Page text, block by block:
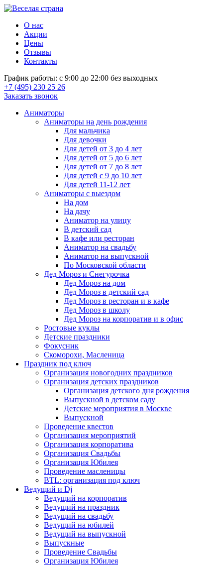
О нас
Акции
Цены
Отзывы
Контакты
График работы: с 9:00 до 22:00 без выходных
+7 (495) 230 25 26
Заказать звонок
Аниматоры
Аниматоры на день рождения
Для мальчика
Для девочки
Для детей от 3 до 4 лет
Для детей от 5 до 6 лет
Для детей от 7 до 8 лет
Для детей с 9 до 10 лет
Для детей 11-12 лет
Аниматоры с выездом
На дом
На дачу
Аниматор на улицу
В детский сад
В кафе или ресторан
Аниматор на свадьбу
Аниматор на выпускной
По Московской области
Дед Мороз и Снегурочка
Дед Мороз на дом
Дед Мороз в детский сад
Дед Мороз в ресторан и в кафе
Дед Мороз в школу
Дед Мороз на корпоратив и в офис
Ростовые куклы
Детские праздники
Фокусник
Скоморохи, Масленица
Праздник под ключ
Организация новогодних праздников
Организация детских праздников
Организация детского дня рождения
Выпускной в детском саду
Детские мероприятия в Москве
Выпускной
Проведение квестов
Организация мероприятий
Организация корпоратива
Организация Свадьбы
Организация Юбилея
Проведение масленицы
BTL: организация под ключ
Ведущий и Dj
Ведущий на корпоратив
Ведущий на праздник
Ведущий на свадьбу
Ведущий на юбилей
Ведущий на выпускной
Выпускные
Проведение Свадьбы
Организация Юбилея